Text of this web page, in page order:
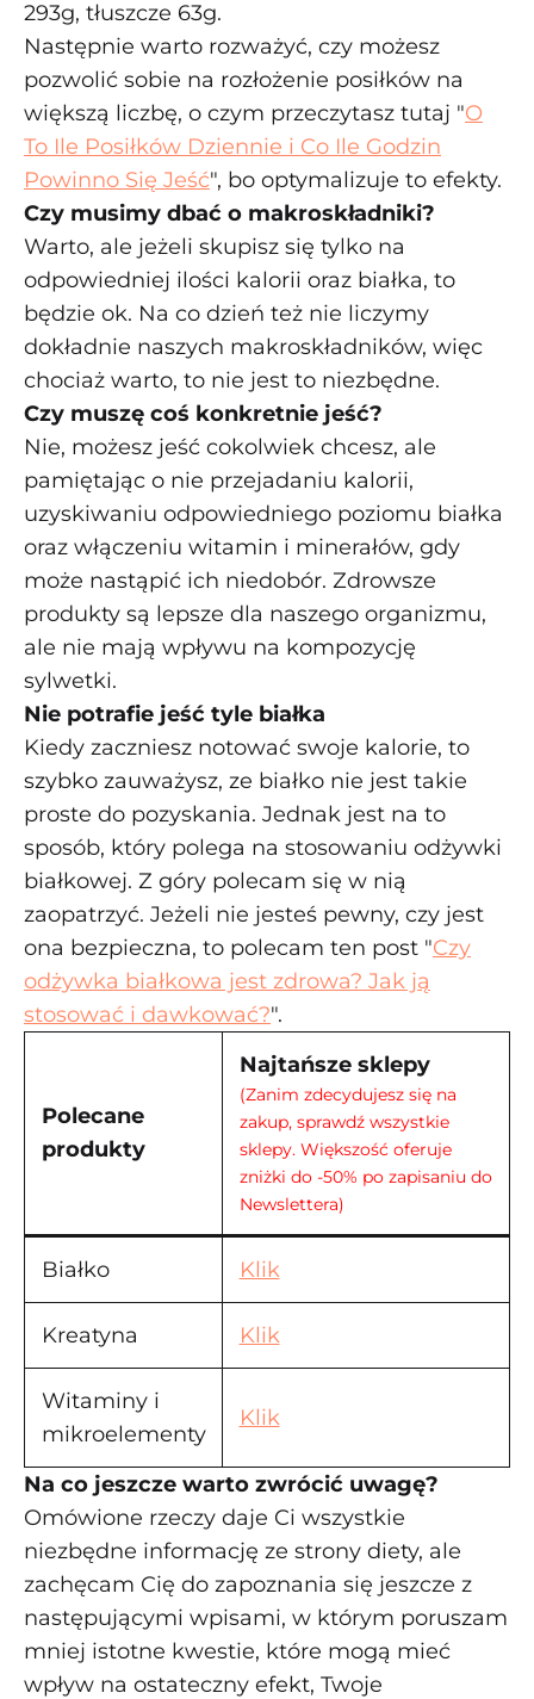
293g, tłuszcze 63g.
Następnie warto rozważyć, czy możesz
pozwolić sobie na rozłożenie posiłków na
większą liczbę, o czym przeczytasz tutaj "O
To Ile Posiłków Dziennie i Co Ile Godzin
Powinno Się Jeść", bo optymalizuje to efekty.
Czy musimy dbać o makroskładniki?
Warto, ale jeżeli skupisz się tylko na
odpowiedniej ilości kalorii oraz białka, to
będzie ok. Na co dzień też nie liczymy
dokładnie naszych makroskładników, więc
chociaż warto, to nie jest to niezbędne.
Czy muszę coś konkretnie jeść?
Nie, możesz jeść cokolwiek chcesz, ale
pamiętając o nie przejadaniu kalorii,
uzyskiwaniu odpowiedniego poziomu białka
oraz włączeniu witamin i minerałów, gdy
może nastąpić ich niedobór. Zdrowsze
produkty są lepsze dla naszego organizmu,
ale nie mają wpływu na kompozycję
sylwetki.
Nie potrafie jeść tyle białka
Kiedy zaczniesz notować swoje kalorie, to
szybko zauważysz, ze białko nie jest takie
proste do pozyskania. Jednak jest na to
sposób, który polega na stosowaniu odżywki
białkowej. Z góry polecam się w nią
zaopatrzyć. Jeżeli nie jesteś pewny, czy jest
ona bezpieczna, to polecam ten post "Czy
odżywka białkowa jest zdrowa? Jak ją
stosować i dawkować?".
Polecane
produkty
Najtańsze sklepy
(Zanim zdecydujesz się na
zakup, sprawdź wszystkie
sklepy. Większość oferuje
zniżki do -50% po zapisaniu do
Newslettera)
Białko Klik
Kreatyna Klik
Witaminy i
mikroelementy
Klik
Na co jeszcze warto zwrócić uwagę?
Omówione rzeczy daje Ci wszystkie
niezbędne informację ze strony diety, ale
zachęcam Cię do zapoznania się jeszcze z
następującymi wpisami, w którym poruszam
mniej istotne kwestie, które mogą mieć
wpływ na ostateczny efekt, Twoje